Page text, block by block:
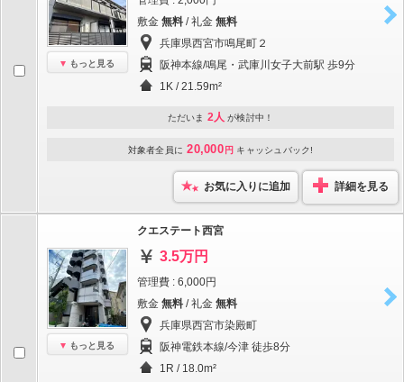
もっと見る
敷金 無料 / 礼金 無料
兵庫県西宮市鳴尾町２
阪神本線/鳴尾・武庫川女子大前駅 歩9分
1K / 21.59m²
ただいま 2人 が検討中！
対象者全員に 20,000 円 キャッシュバック!
お気に入りに追加 詳細を見る
もっと見る
クエステート西宮
3.5万円
管理費 : 6,000円
敷金 無料 / 礼金 無料
兵庫県西宮市染殿町
阪神電鉄本線/今津 徒歩8分
1R / 18.0m²